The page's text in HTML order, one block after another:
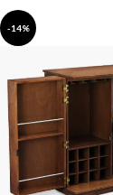
-14%